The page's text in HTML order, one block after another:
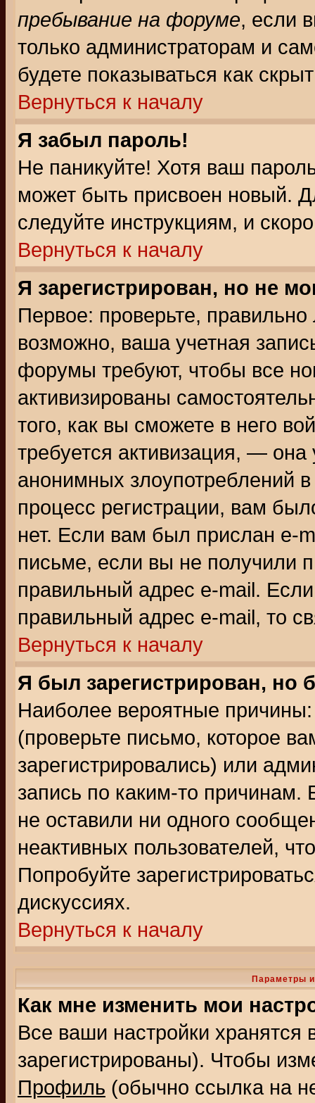
пребывание на форуме, если
только администраторам и
будете показываться как
Вернуться к началу
Я забыл пароль!
Не паникуйте! Хотя ваш
может быть присвоен новый.
следуйте инструкциям, и
Вернуться к началу
Я зарегистрирован, но не
Первое: проверьте,
возможно, ваша учетная
форумы требуют, чтобы все
активизированы
того, как вы сможете в него
требуется активизация, —
анонимных злоупотреблений
процесс регистрации, вам
нет. Если вам был прислан e-
письме, если вы не получили
правильный адрес e-mail.
правильный адрес e-mail, то
Вернуться к началу
Я был зарегистрирован, но
Наиболее вероятные
(проверьте письмо, которое
зарегистрировались) или
запись по каким-то
не оставили ни одного
неактивных пользователей,
Попробуйте
дискуссиях.
Вернуться к началу
Параметры
Как мне изменить мои
Все ваши настройки
зарегистрированы). Чтобы
Профиль (обычно ссылка на